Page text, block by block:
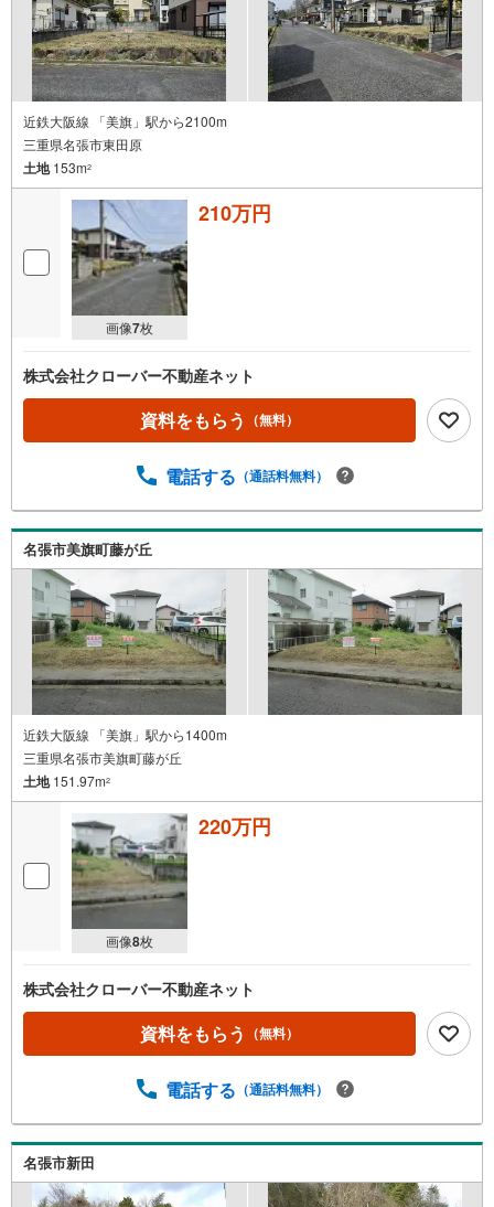
近鉄大阪線 「美旗」駅から2100m
三重県名張市東田原
土地153m2
画像7枚
210万円
株式会社クローバー不動産ネット
資料をもらう （無料）
電話する （通話料無料）
名張市美旗町藤が丘
近鉄大阪線 「美旗」駅から1400m
三重県名張市美旗町藤が丘
土地151.97m2
画像8枚
220万円
株式会社クローバー不動産ネット
資料をもらう （無料）
電話する （通話料無料）
名張市新田